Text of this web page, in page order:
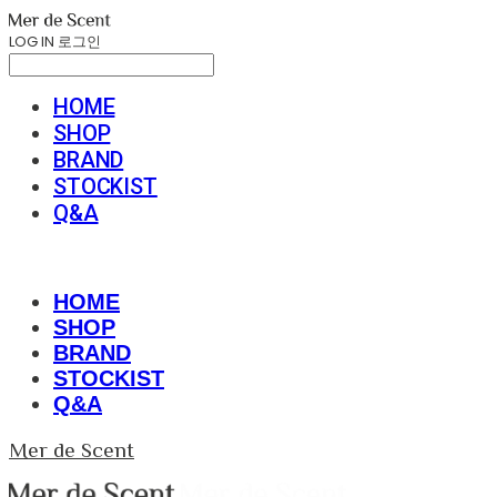
LOG IN 로그인
HOME
SHOP
BRAND
STOCKIST
Q&A
HOME
SHOP
BRAND
STOCKIST
Q&A
Mer de Scent